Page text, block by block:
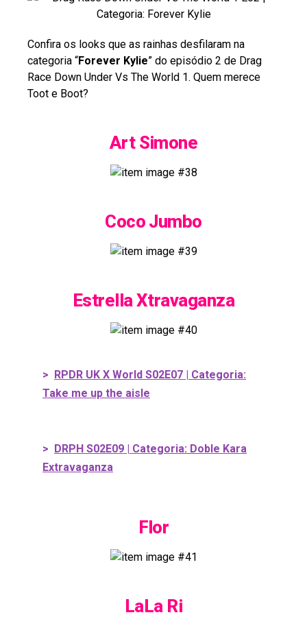
Confira os looks que as rainhas desfilaram na
categoria “Forever Kylie” do episódio 2 de Drag
Race Down Under Vs The World 1. Quem merece
Toot e Boot?
Art Simone
Coco Jumbo
Estrella Xtravaganza
> RPDR UK X World S02E07 | Categoria:
Take me up the aisle
> DRPH S02E09 | Categoria: Doble Kara
Extravaganza
Flor
LaLa Ri